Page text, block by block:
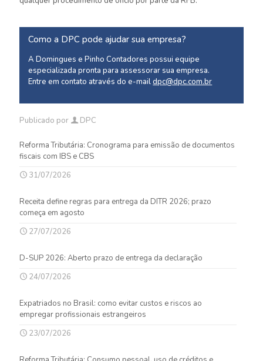
Como a DPC pode ajudar sua empresa?
A Domingues e Pinho Contadores possui equipe
especializada pronta para assessorar sua empresa.
Entre em contato através do e-maildpc@dpc.com.br
Publicado por DPC
Reforma Tributária: Cronograma para emissão de documentos
fiscais com IBS e CBS
31/07/2026
Receita define regras para entrega da DITR 2026; prazo
começa em agosto
27/07/2026
D-SUP 2026: Aberto prazo de entrega da declaração
24/07/2026
Expatriados no Brasil: como evitar custos e riscos ao
empregar profissionais estrangeiros
23/07/2026